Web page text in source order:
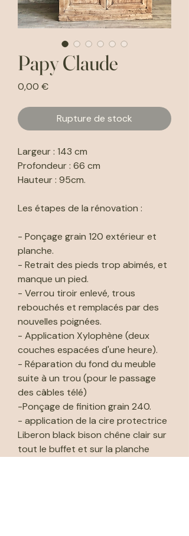
Papy Claude
0,00 €Prix
Rupture de stock
Largeur : 143 cm
Profondeur : 66 cm
Hauteur : 95cm.
Les étapes de la rénovation :
- Ponçage grain 120 extérieur et
planche.
- Retrait des pieds trop abimés, et
manque un pied.
- Verrou tiroir enlevé, trous
rebouchés et remplacés par des
nouvelles poignées.
- Application Xylophène (deux
couches espacées d'une heure).
- Réparation du fond du meuble
suite à un trou (pour le passage
des câbles télé)
-Ponçage de finition grain 240.
- application de la cire protectrice
Liberon black bison chêne clair sur
tout le buffet et sur la planche